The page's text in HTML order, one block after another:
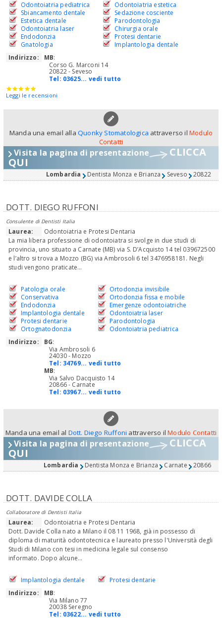
Odontoiatria pediatrica
Sbiancamento dentale
Estetica dentale
Odontoiatria laser
Endodonzia
Gnatologia
Odontoiatria estetica
Sedazione cosciente
Parodontologia
Chirurgia orale
Protesi dentarie
Implantologia dentale
Indirizzo:
MB:
Corso G. Marconi 14
20822 - Seveso
Tel: 03625... vedi tutto
Leggi le recensioni
Manda una email alla Quonky Stomatologica attraverso il Modulo
Contatti
Visita la pagina di presentazione CLICCA
QUI
Lombardia Dentista Monza e Brianza Seveso 20822
DOTT. DIEGO RUFFONI
Consulente di Dentisti Italia
Laurea:
Odontoiatria e Protesi Dentaria
La mia libera professione di odontoiatra si svolge in due studi di
provincia, uno situato a Carnate (MB) via S. D’Acquisto 14 tel 039672500
e l’altro si trova a Mozzo (BG) via Ambrosoli 6 tel 3476958181. Negli
studi vengono praticate...
Patologia orale
Conservativa
Endodonzia
Implantologia dentale
Protesi dentarie
Ortognatodonzia
Ortodonzia invisibile
Ortodonzia fissa e mobile
Emergenze odontoiatriche
Odontoiatria laser
Parodontologia
Odontoiatria pediatrica
Indirizzo:
BG:
Via Ambrosoli 6
24030 - Mozzo
Tel: 34769... vedi tutto
MB:
Via Salvo Dacquisto 14
20866 - Carnate
Tel: 03967... vedi tutto
Manda una email al Dott. Diego Ruffoni attraverso ilModulo Contatti
Visita la pagina di presentazione CLICCA
QUI
Lombardia Dentista Monza e Brianza Carnate 20866
DOTT. DAVIDE COLLA
Collaboratore di Dentisti Italia
Laurea:
Odontoiatria e Protesi Dentaria
Dott. Davide Colla nato a Milano il 08 11 1968, già in possesso di
diploma di maturità odontotecnica e laureato presso l'Università degli
Studi di Milano con tesi in medicina legale sul consenso
informato. Dopo alcune...
Implantologia dentale
Protesi dentarie
Indirizzo:
MB:
Via Milano 77
20038 Seregno
Tel: 03622... vedi tutto